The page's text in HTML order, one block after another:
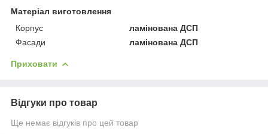
Матеріал виготовлення
Корпус
ламінована ДСП
Фасади
ламінована ДСП
Приховати
Відгуки про товар
Ще немає відгуків про цей товар